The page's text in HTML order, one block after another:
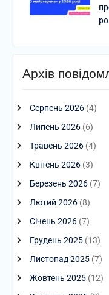
Архів
Серпень 2026(4)
Липень 2026(6)
Травень 2026(4)
Квітень 2026(3)
Березень 2026(7)
Лютий 2026(8)
Січень 2026(7)
Грудень 2025(13)
Листопад 2025(7)
Жовтень 2025(12)